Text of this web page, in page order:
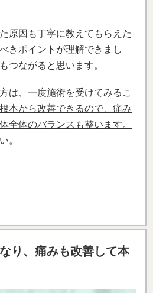
原因も丁寧に教えてもらえた
きポイントが理解できまし
つながると思います。
は、一度施術を受けてみるこ
根本から改善できるので、痛み
全体のバランスも整います。
。
り、痛みも改善して本